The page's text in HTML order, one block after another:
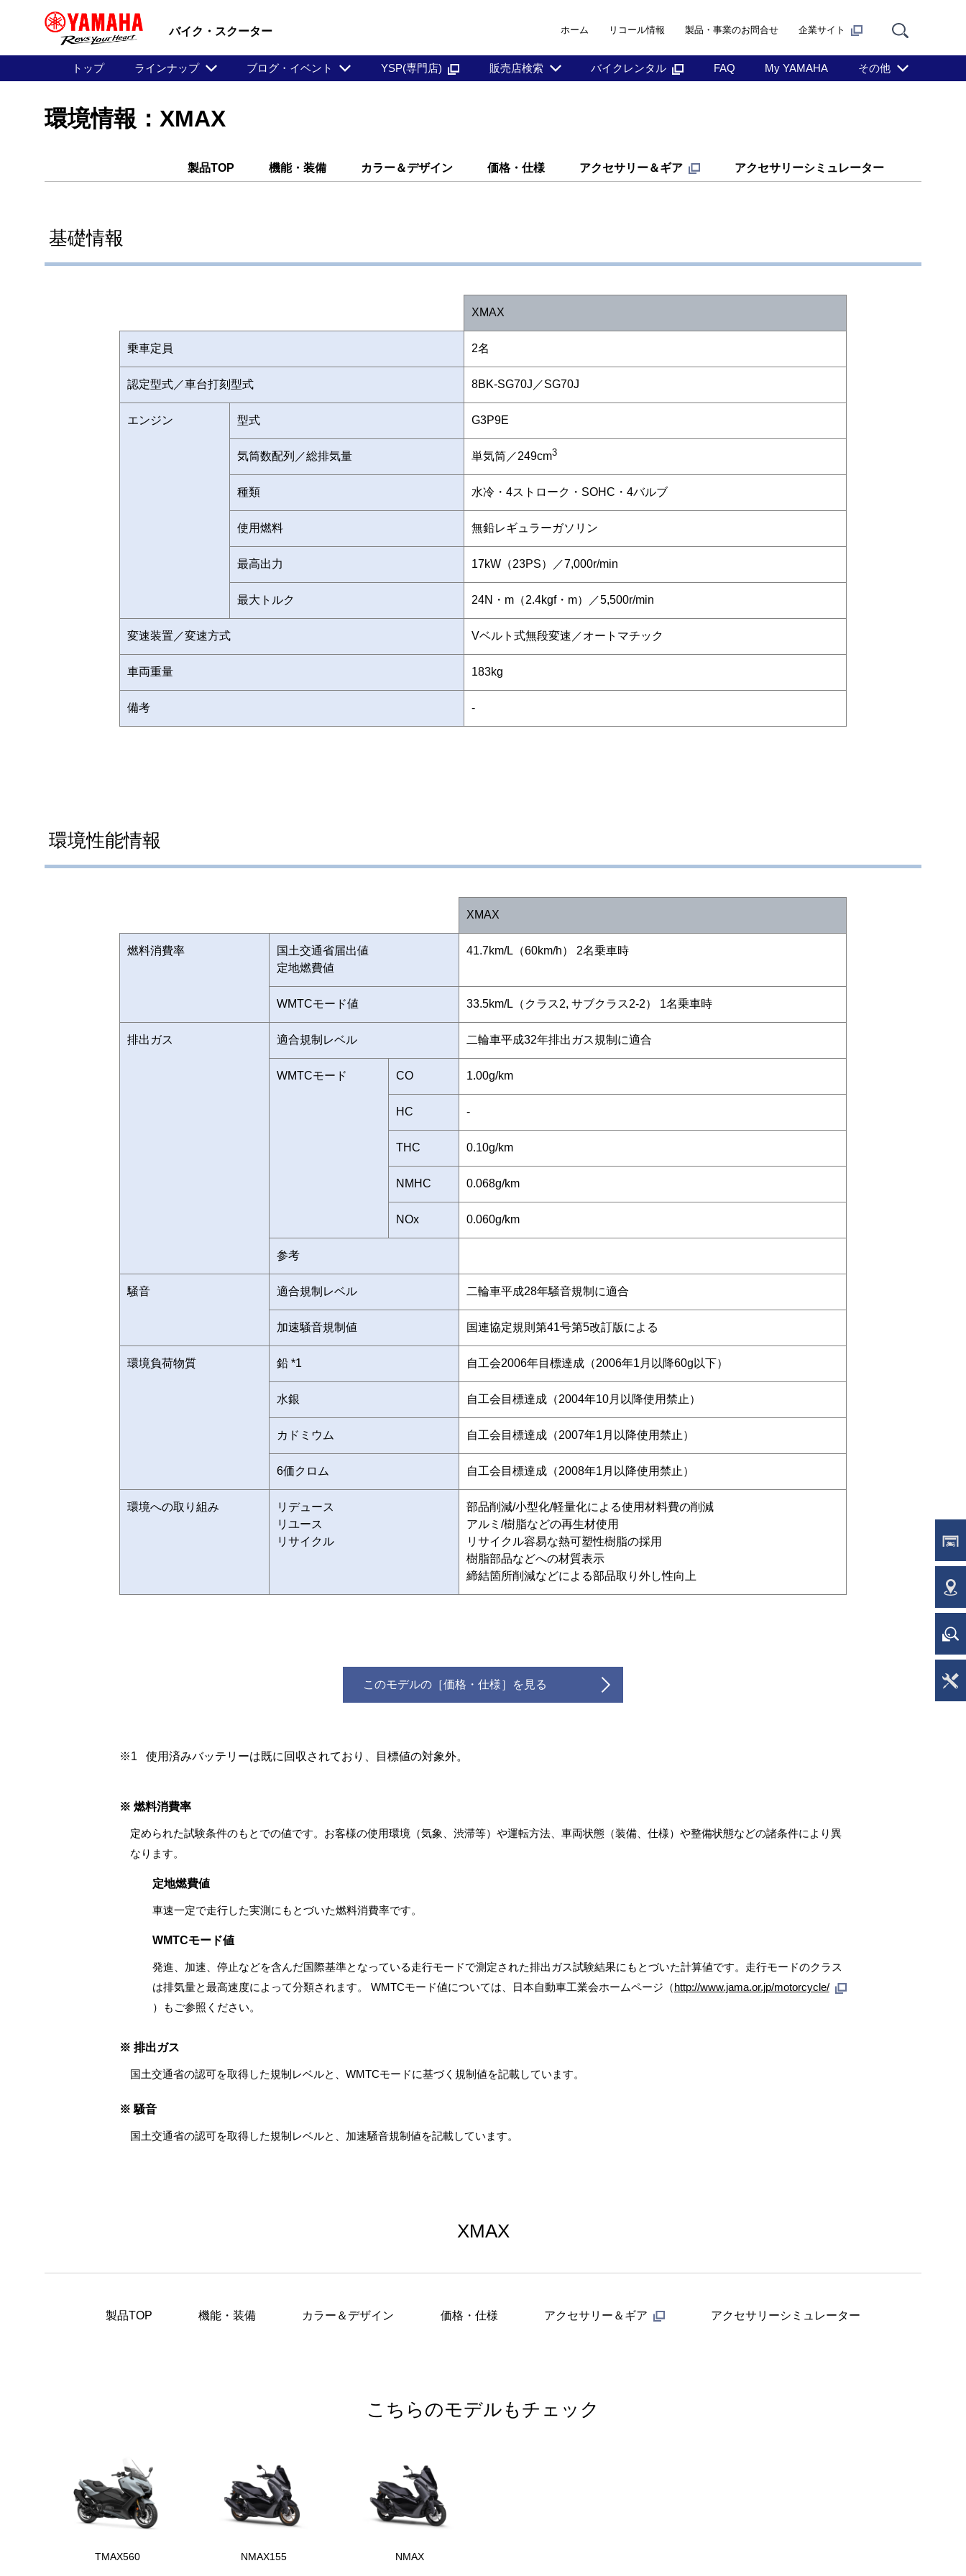
バイク・スクーター ホーム リコール情報 製品・事業のお問合せ 企業サイト
トップ ラインナップ ブログ・イベント YSP(専門店) 販売店検索 バイクレンタル FAQ My YAMAHA その他
環境情報：XMAX
製品TOP 機能・装備 カラー＆デザイン 価格・仕様 アクセサリー＆ギア アクセサリーシミュレーター
基礎情報
XMAX
乗車定員 2名
認定型式／車台打刻型式 8BK-SG70J／SG70J
エンジン 型式 G3P9E
気筒数配列／総排気量 単気筒／249cm3
種類 水冷・4ストローク・SOHC・4バルブ
使用燃料 無鉛レギュラーガソリン
最高出力 17kW（23PS）／7,000r/min
最大トルク 24N・m（2.4kgf・m）／5,500r/min
変速装置／変速方式 Vベルト式無段変速／オートマチック
車両重量 183kg
備考 -
環境性能情報
XMAX
燃料消費率
国土交通省届出値
定地燃費値
41.7km/L（60km/h） 2名乗車時
WMTCモード値 33.5km/L（クラス2, サブクラス2-2） 1名乗車時
排出ガス 適合規制レベル 二輪車平成32年排出ガス規制に適合
WMTCモード CO 1.00g/km
HC -
THC 0.10g/km
NMHC 0.068g/km
NOx 0.060g/km
参考
騒音 適合規制レベル 二輪車平成28年騒音規制に適合
加速騒音規制値 国連協定規則第41号第5改訂版による
環境負荷物質 鉛 *1 自工会2006年目標達成（2006年1月以降60g以下）
水銀 自工会目標達成（2004年10月以降使用禁止）
カドミウム 自工会目標達成（2007年1月以降使用禁止）
6価クロム 自工会目標達成（2008年1月以降使用禁止）
環境への取り組み
リデュース
リユース
リサイクル
部品削減/小型化/軽量化による使用材料費の削減
アルミ/樹脂などの再生材使用
リサイクル容易な熱可塑性樹脂の採用
樹脂部品などへの材質表示
締結箇所削減などによる部品取り外し性向上
このモデルの［価格・仕様］を見る
※1 使用済みバッテリーは既に回収されており、目標値の対象外。
※ 燃料消費率
定められた試験条件のもとでの値です。お客様の使用環境（気象、渋滞等）や運転方法、車両状態（装備、仕様）や整備状態などの諸条件により異
なります。
定地燃費値
車速一定で走行した実測にもとづいた燃料消費率です。
WMTCモード値
発進、加速、停止などを含んだ国際基準となっている走行モードで測定された排出ガス試験結果にもとづいた計算値です。走行モードのクラス
は排気量と最高速度によって分類されます。 WMTCモード値については、日本自動車工業会ホームページ（http://www.jama.or.jp/motorcycle/
）もご参照ください。
※ 排出ガス
国土交通省の認可を取得した規制レベルと、WMTCモードに基づく規制値を記載しています。
※ 騒音
国土交通省の認可を取得した規制レベルと、加速騒音規制値を記載しています。
XMAX
製品TOP 機能・装備 カラー＆デザイン 価格・仕様 アクセサリー＆ギア アクセサリーシミュレーター
こちらのモデルもチェック
TMAX560 NMAX155 NMAX
ラ
販
展
ア